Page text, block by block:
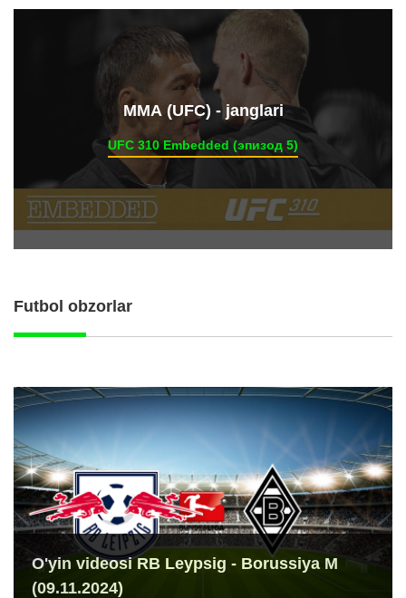
ММА (UFC) - janglari
UFC 310 Embedded (эпизод 5)
Futbol obzorlar
O'yin videosi RB Leypsig - Borussiya M
(09.11.2024)